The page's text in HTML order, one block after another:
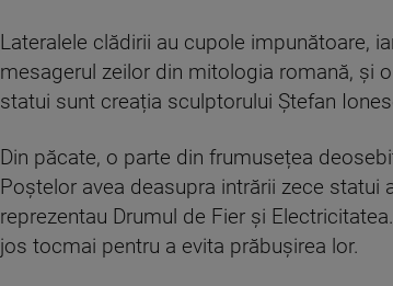
Lateralele clădirii au cupole impunătoare,
mesagerul zeilor din mitologia romană, și
statui sunt creația sculptorului Ștefan
Din păcate, o parte din frumusețea
Poștelor avea deasupra intrării zece statui
reprezentau Drumul de Fier și
jos tocmai pentru a evita prăbușirea lor.